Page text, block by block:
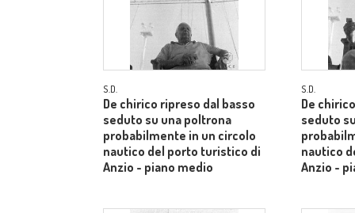
S.D.
De chirico ripreso dal basso
seduto su una poltrona
probabilmente in un circolo
nautico del porto turistico di
Anzio - piano medio
S.D.
De
seduto
nautico
Anzio -